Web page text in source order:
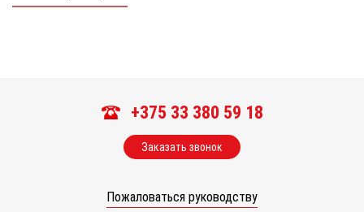
+375 33 380 59 18
Заказать звонок
Пожаловаться руководству